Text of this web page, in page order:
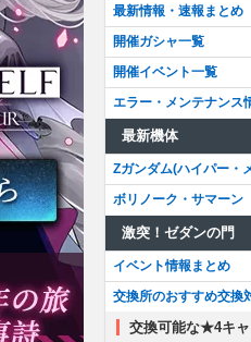
最新情報・速報まとめ
開催ガシャ一覧
開催イベント一覧
エラー・メンテナンス
最新機体
Zガンダム(ハイパー・
ボリノーク・サマーン
激突！ゼダンの門
イベント情報まとめ
交換所のおすすめ交換
交換可能な★4キャ